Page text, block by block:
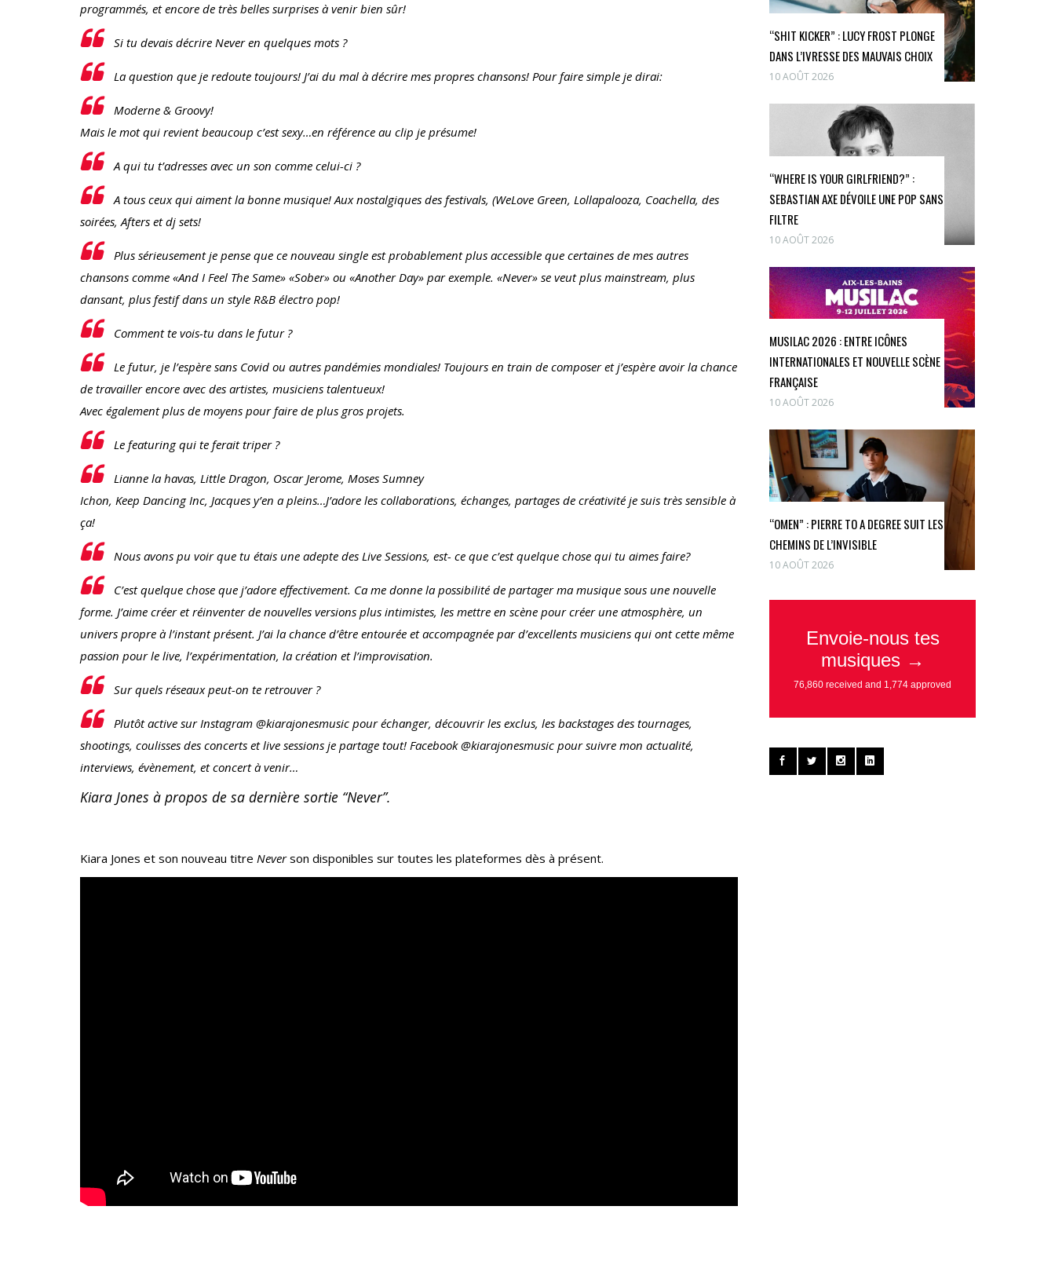
programmés, et encore de très belles surprises à venir bien sûr!
Si tu devais décrire Never en quelques mots ?
La question que je redoute toujours! J’ai du mal à décrire mes propres chansons! Pour faire simple je dirai:
Moderne & Groovy!
Mais le mot qui revient beaucoup c’est sexy…en référence au clip je présume!
A qui tu t’adresses avec un son comme celui-ci ?
A tous ceux qui aiment la bonne musique! Aux nostalgiques des festivals, (WeLove Green, Lollapalooza, Coachella, des
soirées, Afters et dj sets!
Plus sérieusement je pense que ce nouveau single est probablement plus accessible que certaines de mes autres
chansons comme «And I Feel The Same» «Sober» ou «Another Day» par exemple. «Never» se veut plus mainstream, plus
dansant, plus festif dans un style R&B électro pop!
Comment te vois-tu dans le futur ?
Le futur, je l’espère sans Covid ou autres pandémies mondiales! Toujours en train de composer et j’espère avoir la chance
de travailler encore avec des artistes, musiciens talentueux!
Avec également plus de moyens pour faire de plus gros projets.
Le featuring qui te ferait triper ?
Lianne la havas, Little Dragon, Oscar Jerome, Moses Sumney
Ichon, Keep Dancing Inc, Jacques y’en a pleins…J’adore les collaborations, échanges, partages de créativité je suis très sensible à
ça!
Nous avons pu voir que tu étais une adepte des Live Sessions, est- ce que c’est quelque chose qui tu aimes faire?
C’est quelque chose que j’adore effectivement. Ca me donne la possibilité de partager ma musique sous une nouvelle
forme. J’aime créer et réinventer de nouvelles versions plus intimistes, les mettre en scène pour créer une atmosphère, un
univers propre à l’instant présent. J’ai la chance d’être entourée et accompagnée par d’excellents musiciens qui ont cette même
passion pour le live, l’expérimentation, la création et l’improvisation.
Sur quels réseaux peut-on te retrouver ?
Plutôt active sur Instagram @kiarajonesmusic pour échanger, découvrir les exclus, les backstages des tournages,
shootings, coulisses des concerts et live sessions je partage tout! Facebook @kiarajonesmusic pour suivre mon actualité,
interviews, évènement, et concert à venir…
Kiara Jones à propos de sa dernière sortie “Never”.
Kiara Jones et son nouveau titre Neverson disponibles sur toutes les plateformes dès à présent.
“SHIT KICKER” : LUCY FROST PLONGE
DANS L’IVRESSE DES MAUVAIS CHOIX
10 AOÛT 2026
“WHERE IS YOUR GIRLFRIEND?” :
SEBASTIAN AXE DÉVOILE UNE POP SANS
FILTRE
10 AOÛT 2026
MUSILAC 2026 : ENTRE ICÔNES
INTERNATIONALES ET NOUVELLE SCÈNE
FRANÇAISE
10 AOÛT 2026
“OMEN” : PIERRE TO A DEGREE SUIT LES
CHEMINS DE L’INVISIBLE
10 AOÛT 2026